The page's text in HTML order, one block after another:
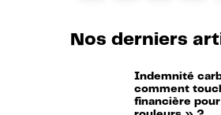
Nos derniers
Indemnité
comment
financière